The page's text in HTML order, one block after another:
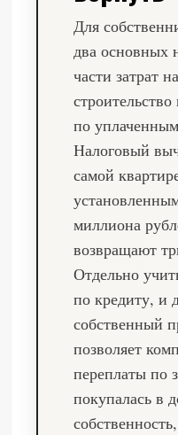
Для
два основных
части затрат
по
Налоговый
самой
миллиона
возвращают
Отдельно
по кредиту, и
собственный
позволяет
переплаты по
покупалась в